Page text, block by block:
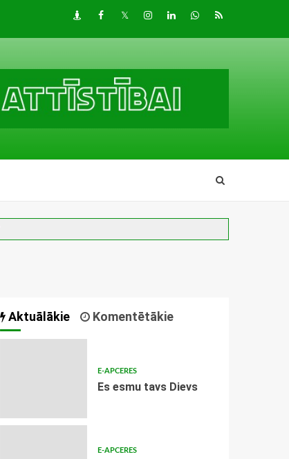
DraugiemFacebook
TwitterInstagram
LinkedInwhatsapp
RSS
Aktuālākie Komentētākie
E-APCERES
Es esmu tavs Dievs
E-APCERES